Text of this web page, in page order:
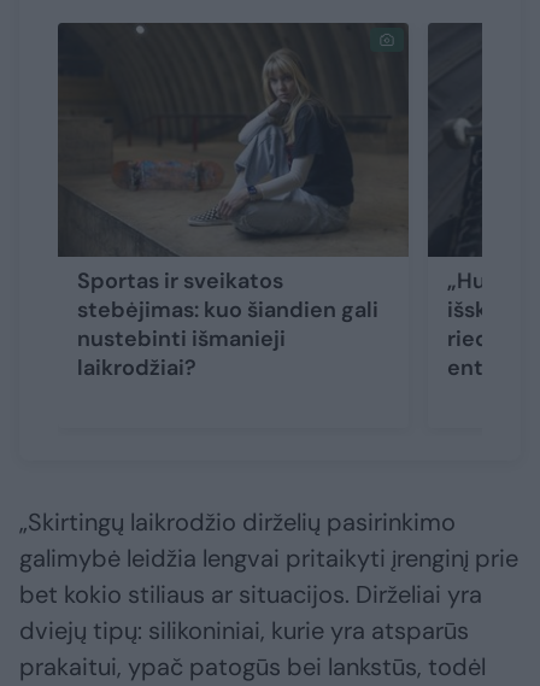
Sportas ir sveikatos
stebėjimas: kuo šiandien gali
nustebinti išmanieji
laikrodžiai?
„Skirtingų laikrodžio dirželių pasirinkimo
galimybė leidžia lengvai pritaikyti įrenginį prie
bet kokio stiliaus ar situacijos. Dirželiai yra
dviejų tipų: silikoniniai, kurie yra atsparūs
prakaitui, ypač patogūs bei lankstūs, todėl